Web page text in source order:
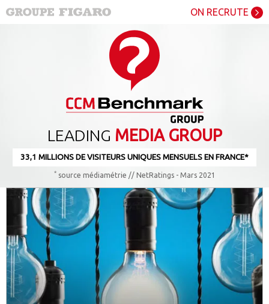
ON RECRUTE
LEADING MEDIA GROUP
33,1 MILLIONS DE VISITEURS UNIQUES MENSUELS EN FRANCE*
*source médiamétrie // NetRatings - Mars 2021